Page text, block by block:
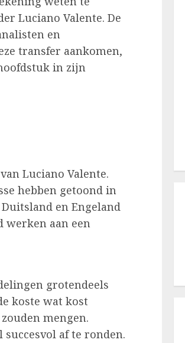
Luciano Valente. De
en
transfer aankomen,
in zijn
Luciano Valente.
hebben getoond in
en Engeland
werken aan een
grotendeels
koste wat kost
mengen.
af te ronden.